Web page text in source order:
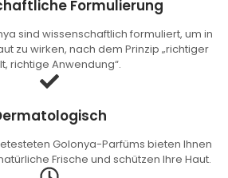
Formulierung
sind wissenschaftlich formuliert, um in
zu wirken, nach dem Prinzip „richtiger
richtige Anwendung“.
Golonya-Parfüms bieten Ihnen
Frische und schützen Ihre Haut.